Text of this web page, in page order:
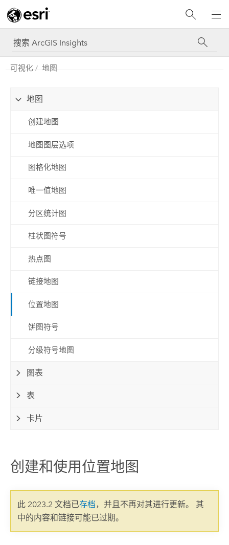
可视化 地图
地图
创建地图
地图图层选项
图格化地图
唯一值地图
分区统计图
柱状图符号
热点图
链接地图
位置地图
饼图符号
分级符号地图
图表
表
卡片
创建和使用位置地图
此 2023.2 文档已存档，并且不再对其进行更新。 其
中的内容和链接可能已过期。